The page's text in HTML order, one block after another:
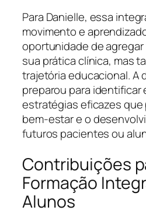
Para Danielle, essa
movimento e
oportunidade de agregar
sua prática clínica, mas
trajetória educacional. A
preparou para identificar
estratégias eficazes que
bem-estar e o
futuros pacientes ou
Contribuições
Formação
Alunos